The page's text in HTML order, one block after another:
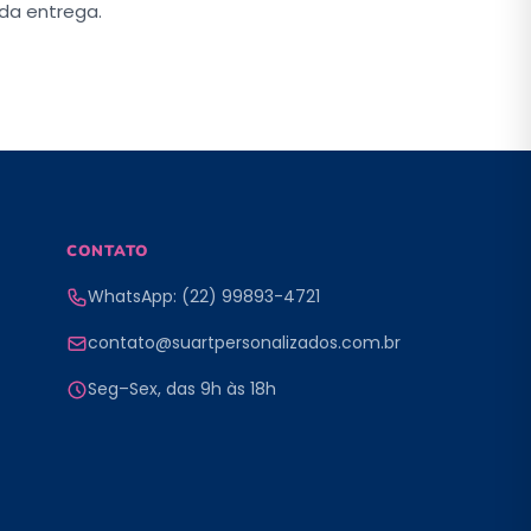
entrega.
CONTATO
WhatsApp: (22) 99893-4721
contato@suartpersonalizados.com.br
Seg–Sex, das 9h às 18h